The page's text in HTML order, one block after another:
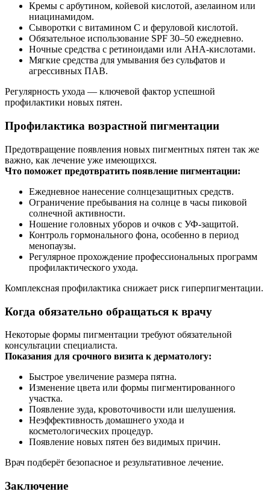
Кремы с арбутином, койевой кислотой, азелаином или
ниацинамидом.
Сыворотки с витамином C и феруловой кислотой.
Обязательное использование SPF 30–50 ежедневно.
Ночные средства с ретиноидами или AHA-кислотами.
Мягкие средства для умывания без сульфатов и
агрессивных ПАВ.
Регулярность ухода — ключевой фактор успешной
профилактики новых пятен.
Профилактика возрастной пигментации
Предотвращение появления новых пигментных пятен так же
важно, как лечение уже имеющихся.
Что поможет предотвратить появление пигментации:
Ежедневное нанесение солнцезащитных средств.
Ограничение пребывания на солнце в часы пиковой
солнечной активности.
Ношение головных уборов и очков с УФ-защитой.
Контроль гормонального фона, особенно в период
менопаузы.
Регулярное прохождение профессиональных программ
профилактического ухода.
Комплексная профилактика снижает риск гиперпигментации.
Когда обязательно обращаться к врачу
Некоторые формы пигментации требуют обязательной
консультации специалиста.
Показания для срочного визита к дерматологу:
Быстрое увеличение размера пятна.
Изменение цвета или формы пигментированного
участка.
Появление зуда, кровоточивости или шелушения.
Неэффективность домашнего ухода и
косметологических процедур.
Появление новых пятен без видимых причин.
Врач подберёт безопасное и результативное лечение.
Заключение